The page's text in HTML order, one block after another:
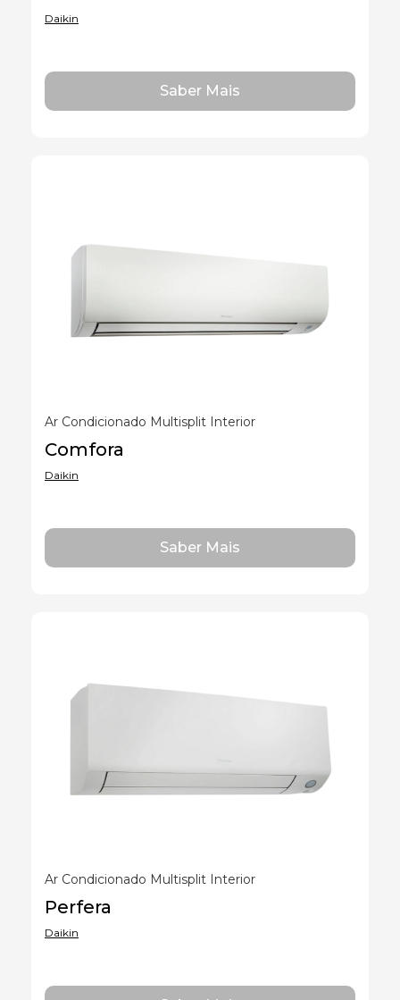
Daikin
Saber Mais
Ar Condicionado Multisplit Interior
Comfora
Daikin
Saber Mais
Ar Condicionado Multisplit Interior
Perfera
Daikin